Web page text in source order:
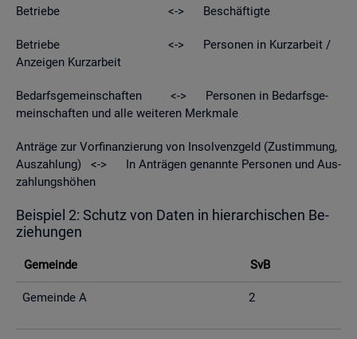
Be­trie­be <-> Be­schäf­tig­te
Be­trie­be <-> Per­so­nen in Kurz­ar­beit /
An­zei­gen Kurz­ar­beit
Be­darfs­ge­mein­schaf­ten <-> Per­so­nen in Be­darfs­ge­
mein­schaf­ten und alle wei­te­ren Merk­ma­le
An­trä­ge zur Vor­fi­nan­zie­rung von In­sol­venz­geld (Zu­stim­mung,
Aus­zah­lung) <-> In An­trä­gen ge­nann­te Per­so­nen und Aus­
zah­lungs­hö­hen
Bei­spiel 2: Schutz von Daten in hier­ar­chi­schen Be­
zie­hun­gen
Ge­mein­de SvB
Ge­mein­de A 2